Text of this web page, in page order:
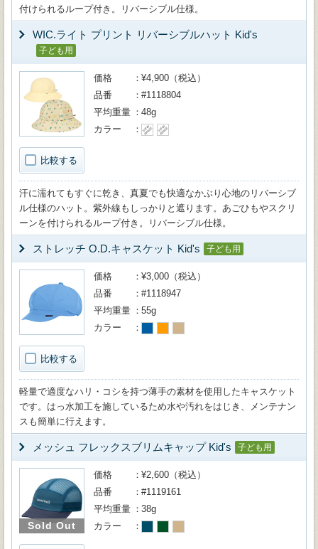
付けられるループ付き。リバーシブル仕様。
WIC.ライト プリント リバーシブルハット Kid's
子ども用
比較する
価格
¥4,900（税込）
品番
#1118804
平均重量
48g
カラー
汗に濡れてもすぐに乾き、真夏でも快適なかぶり心地のリバーシブ
ル仕様のハット。紫外線もしっかりと遮ります。あごひもやスクリ
ーンを付けられるループ付き。リバーシブル仕様。
ストレッチ O.D.キャスケット Kid's 子ども用
比較する
価格
¥3,000（税込）
品番
#1118947
平均重量
55g
カラー
軽量で適度なハリ・コシを持つ薄手の素材を使用したキャスケット
です。はっ水加工を施しているため水や汚れをはじき、メンテナン
スも簡単に行えます。
メッシュ フレックスブリムキャップ Kid's 子ども用
Sold Out
価格
¥2,600（税込）
品番
#1119161
平均重量
38g
カラー